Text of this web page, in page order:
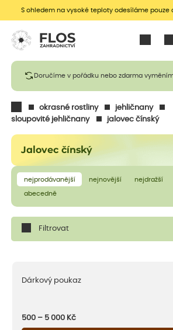
S ohledem na vysoké teploty odesíláme pouze
Doručíme v pořádku nebo zdarma
okrasné rostliny
jehličnany
sloupovité jehličnany
jalovec čínský
Jalovec čínský
nejprodávanější nejnovější nejdražší
abecedně
Filtrovat
Dárkový poukaz
500 – 5 000 Kč